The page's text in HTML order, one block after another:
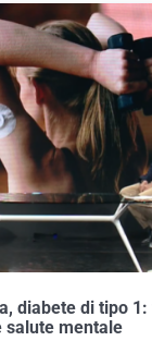
diabete di tipo
salute mentale